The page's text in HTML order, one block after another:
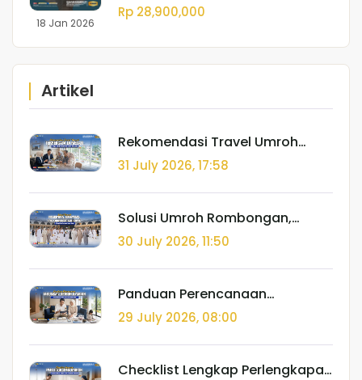
18 Jan 2026
Rp 28,900,000
Artikel
Rekomendasi Travel Umroh
Terpercaya di Medan dengan
Izin PPIU Resmi dan Kantor Fisik
Jelas
31 July 2026, 17:58
Solusi Umroh Rombongan,
Komunitas, dan Corporate
Gathering di Tanah Suci
Bersama Sadar Group
30 July 2026, 11:50
Panduan Perencanaan
Tabungan Umroh Syariah Bebas
Riba Bersama Ekosistem Sadar
Group
29 July 2026, 08:00
Checklist Lengkap Perlengkapan